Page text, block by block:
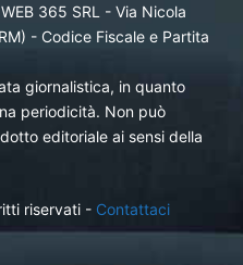
365 SRL - Via Nicola
- Codice Fiscale e Partita
giornalistica, in quanto
periodicità. Non può
editoriale ai sensi della
riservati - Contattaci